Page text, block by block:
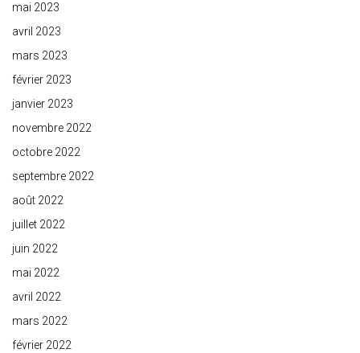
mai 2023
avril 2023
mars 2023
février 2023
janvier 2023
novembre 2022
octobre 2022
septembre 2022
août 2022
juillet 2022
juin 2022
mai 2022
avril 2022
mars 2022
février 2022